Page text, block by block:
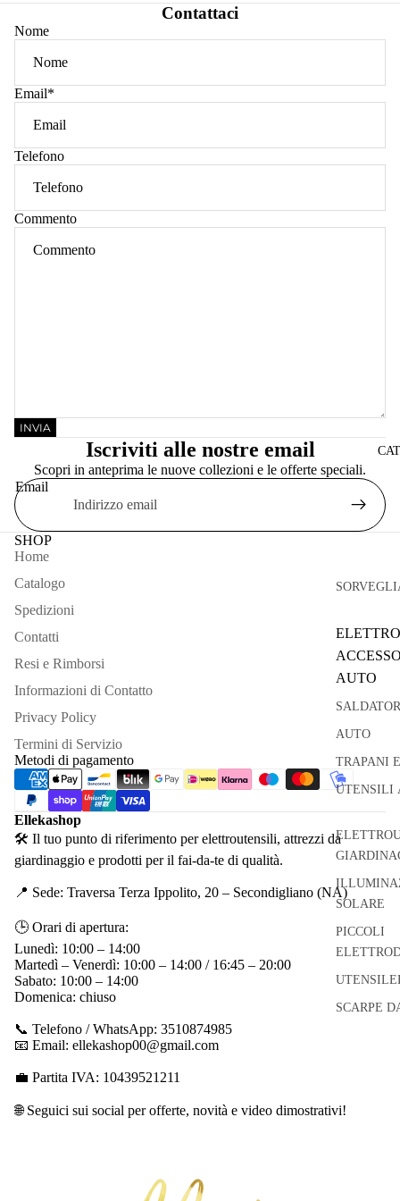
AUTO
AUTO
TRAPANI
UTENSILI
SOLARE
PICCOLI
SCARPE
Contattaci
Nome
Email*
Telefono
Commento
INVIA
Iscriviti alle nostre email
Scopri in anteprima le nuove collezioni e le offerte speciali.
Email
SHOP
Home
Catalogo
Spedizioni
Contatti
Resi e Rimborsi
Informazioni di Contatto
Privacy Policy
Termini di Servizio
Metodi di pagamento
Ellekashop
🛠 Il tuo punto di riferimento per elettroutensili, attrezzi da
giardinaggio e prodotti per il fai-da-te di qualità.
📍 Sede: Traversa Terza Ippolito, 20 – Secondigliano (NA)
🕒 Orari di apertura:
Lunedì: 10:00 – 14:00
Martedì – Venerdì: 10:00 – 14:00 / 16:45 – 20:00
Sabato: 10:00 – 14:00
Domenica: chiuso
📞 Telefono / WhatsApp: 3510874985
📧 Email: ellekashop00@gmail.com
💼 Partita IVA: 10439521211
🌐 Seguici sui social per offerte, novità e video dimostrativi!